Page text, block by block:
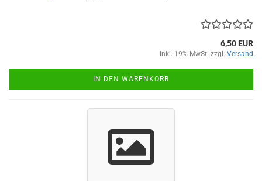
6,50 EUR
inkl. 19% MwSt. zzgl. Versand
IN DEN WARENKORB